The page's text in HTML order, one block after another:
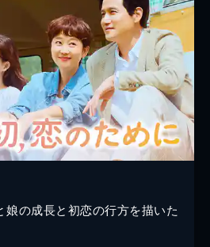
娘の成長と初恋の行方を描いた